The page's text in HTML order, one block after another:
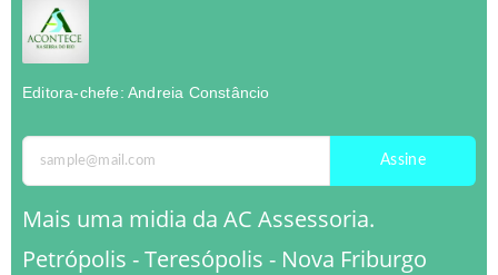
Editora-chefe: Andreia Constâncio
Assine
Mais uma midia da AC Assessoria.
Petrópolis - Teresópolis - Nova Friburgo